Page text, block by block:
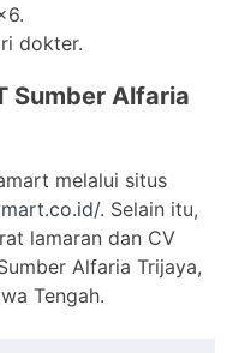
dokter.
Sumber Alfaria
melalui situs
. Selain itu,
lamaran dan CV
Alfaria Trijaya,
Tengah.